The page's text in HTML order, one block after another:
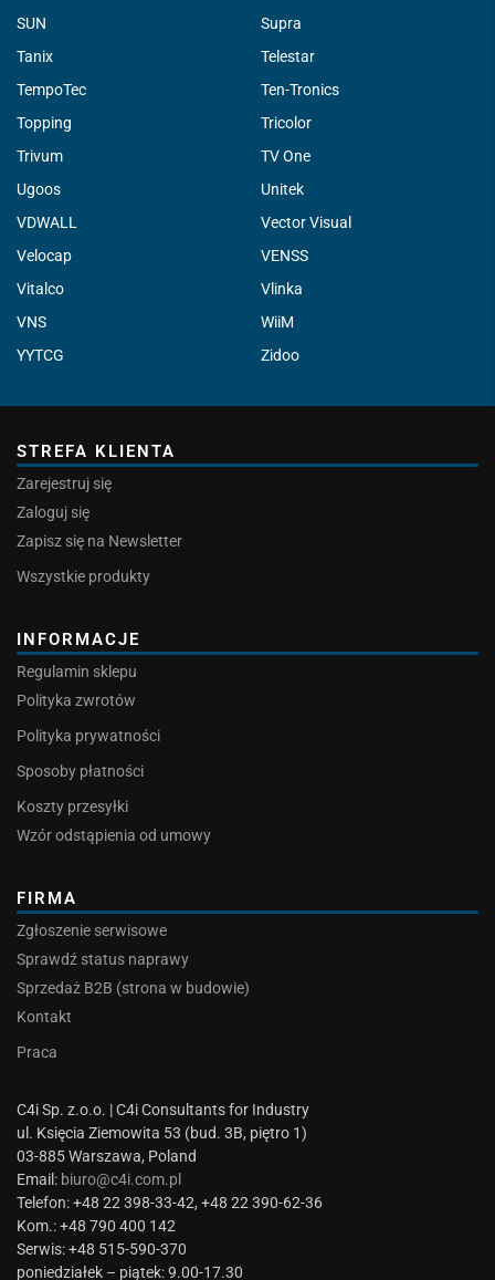
SUN
Supra
Tanix
Telestar
TempoTec
Ten-Tronics
Topping
Tricolor
Trivum
TV One
Ugoos
Unitek
VDWALL
Vector Visual
Velocap
VENSS
Vitalco
Vlinka
VNS
WiiM
YYTCG
Zidoo
STREFA KLIENTA
Zarejestruj się
Zaloguj się
Zapisz się na Newsletter
Wszystkie produkty
INFORMACJE
Regulamin sklepu
Polityka zwrotów
Polityka prywatności
Sposoby płatności
Koszty przesyłki
Wzór odstąpienia od umowy
FIRMA
Zgłoszenie serwisowe
Sprawdź status naprawy
Sprzedaż B2B (strona w budowie)
Kontakt
Praca
C4i Sp. z.o.o. | C4i Consultants for Industry
ul. Księcia Ziemowita 53 (bud. 3B, piętro 1)
03-885 Warszawa, Poland
Email: biuro@c4i.com.pl
Telefon: +48 22 398-33-42, +48 22 390-62-36
Kom.: +48 790 400 142
Serwis: +48 515-590-370
poniedziałek – piątek: 9.00-17.30